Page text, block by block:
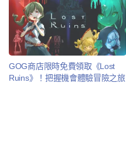
GOG商店限時免費領取《Lost
Ruins》！把握機會體驗冒險之旅